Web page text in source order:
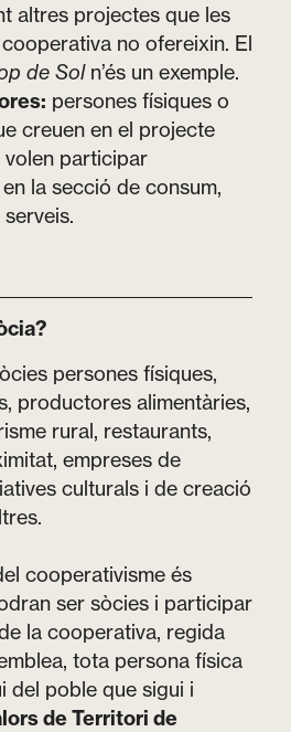
altres projectes que les
no ofereixin. El
de Soln’és un exemple.
persones físiques o
creuen en el projecte
participar
la secció de consum,
persones físiques,
productores alimentàries,
rural, restaurants,
empreses de
culturals i de creació
cooperativisme és
ser sòcies i participar
la cooperativa, regida
tota persona física
del poble que sigui i
de Territori de